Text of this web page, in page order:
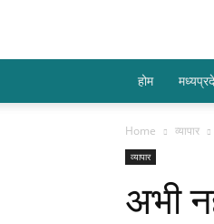
होम
Home व्यापार
व्यापार
अभी